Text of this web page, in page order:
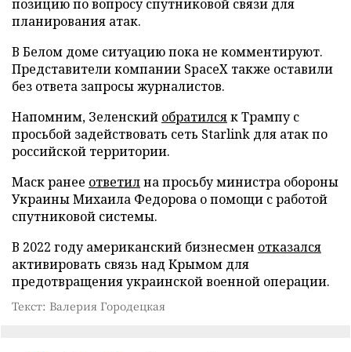
позицию по вопросу спутниковой связи для
планирования атак.
В Белом доме ситуацию пока не комментируют.
Представители компании SpaceX также оставили
без ответа запросы журналистов.
Напомним, Зеленский обратилсяк Трампу с
просьбой задействовать сеть Starlink для атак по
российской территории.
Маск ранее ответилна просьбу министра обороны
Украины Михаила Федорова о помощи с работой
спутниковой системы.
В 2022 году американский бизнесмен отказался
активировать связь над Крымом для
предотвращения украинской военной операции.
Текст: Валерия Городецкая